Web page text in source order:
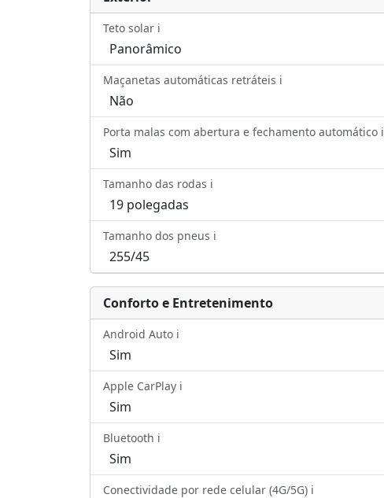
Teto solar ℹ️
Panorâmico
Maçanetas automáticas retráteis ℹ️
Não
Porta malas com abertura e fechamento automático ℹ️
Sim
Tamanho das rodas ℹ️
19 polegadas
Tamanho dos pneus ℹ️
255/45
Conforto e Entretenimento
Android Auto ℹ️
Sim
Apple CarPlay ℹ️
Sim
Bluetooth ℹ️
Sim
Conectividade por rede celular (4G/5G) ℹ️